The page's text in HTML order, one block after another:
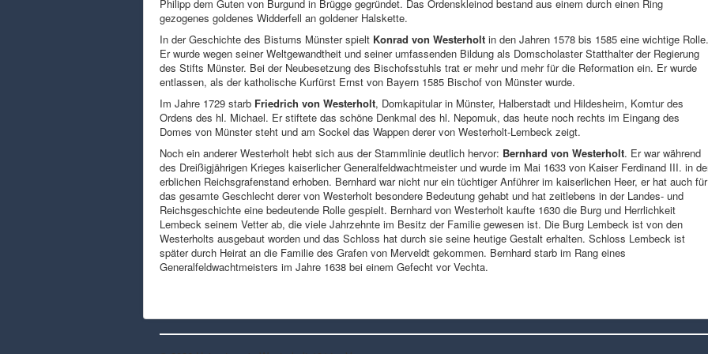
Philipp dem Guten von Burgund in Brügge gegründet. Das Ordenskleinod bestand aus einem durch einen Ring
gezogenes goldenes Widderfell an goldener Halskette.
In der Geschichte des Bistums Münster spielt Konrad von Westerholt in den Jahren 1578 bis 1585 eine wichtige Rolle.
Er wurde wegen seiner Weltgewandtheit und seiner umfassenden Bildung als Domscholaster Statthalter der Regierung
des Stifts Münster. Bei der Neubesetzung des Bischofsstuhls trat er mehr und mehr für die Reformation ein. Er wurde
entlassen, als der katholische Kurfürst Ernst von Bayern 1585 Bischof von Münster wurde.
Im Jahre 1729 starb Friedrich von Westerholt, Domkapitular in Münster, Halberstadt und Hildesheim, Komtur des
Ordens des hl. Michael. Er stiftete das schöne Denkmal des hl. Nepomuk, das heute noch rechts im Eingang des
Domes von Münster steht und am Sockel das Wappen derer von Westerholt-Lembeck zeigt.
Noch ein anderer Westerholt hebt sich aus der Stammlinie deutlich hervor: Bernhard von Westerholt. Er war während
des Dreißigjährigen Krieges kaiserlicher Generalfeldwachtmeister und wurde im Mai 1633 von Kaiser Ferdinand III. in
erblichen Reichsgrafenstand erhoben. Bernhard war nicht nur ein tüchtiger Anführer im kaiserlichen Heer, er hat auch für
das gesamte Geschlecht derer von Westerholt besondere Bedeutung gehabt und hat zeitlebens in der Landes- und
Reichsgeschichte eine bedeutende Rolle gespielt. Bernhard von Westerholt kaufte 1630 die Burg und Herrlichkeit
Lembeck seinem Vetter ab, die viele Jahrzehnte im Besitz der Familie gewesen ist. Die Burg Lembeck ist von den
Westerholts ausgebaut worden und das Schloss hat durch sie seine heutige Gestalt erhalten. Schloss Lembeck ist
später durch Heirat an die Familie des Grafen von Merveldt gekommen. Bernhard starb im Rang eines
Generalfeldwachtmeisters im Jahre 1638 bei einem Gefecht vor Vechta.